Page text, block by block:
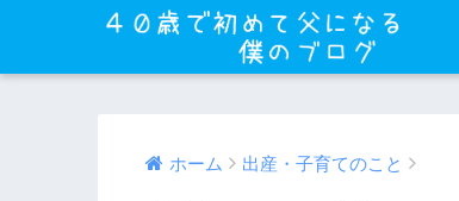
ホーム 出産・子育てのこと